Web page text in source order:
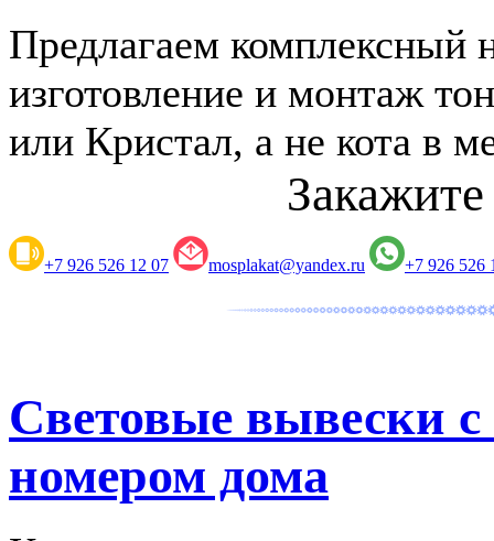
Предлагаем комплексный
изготовление и монтаж
или Кристал, а не кота в
+7 926 526 12 07 mosplakat@yandex.ru +7 926 526
Световые вывески
номером дома